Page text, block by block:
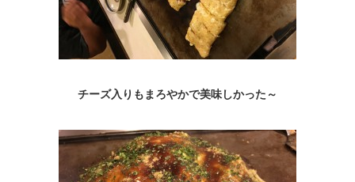
チーズ入りもまろやかで美味しかった～